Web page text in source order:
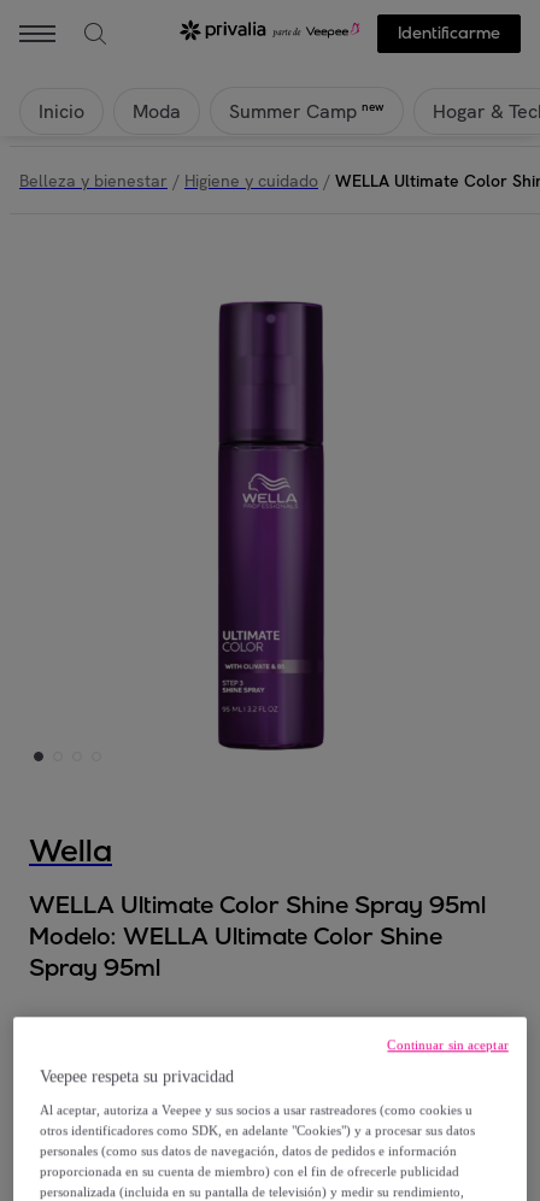
Identificarme
Inicio Moda Summer Camp new Hogar &
Belleza y bienestar / Higiene y cuidado / WELLA Ultimate Color
Wella
WELLA Ultimate Color Shine Spray 95ml
Modelo: WELLA Ultimate Color Shine
Spray 95ml
29,00 €
-17%
Vendido porPENELOPE S.R.L.
Veepee respeta su privacidad
Al aceptar, autoriza a Veepee y sus socios a usar rastreadores (como cookies u
otros identificadores como SDK, en adelante "Cookies") y a procesar sus datos
personales (como sus datos de navegación, datos de pedidos e información
proporcionada en su cuenta de miembro) con el fin de ofrecerle publicidad
personalizada (incluida en su pantalla de televisión) y medir su rendimiento,
Continuar sin aceptar